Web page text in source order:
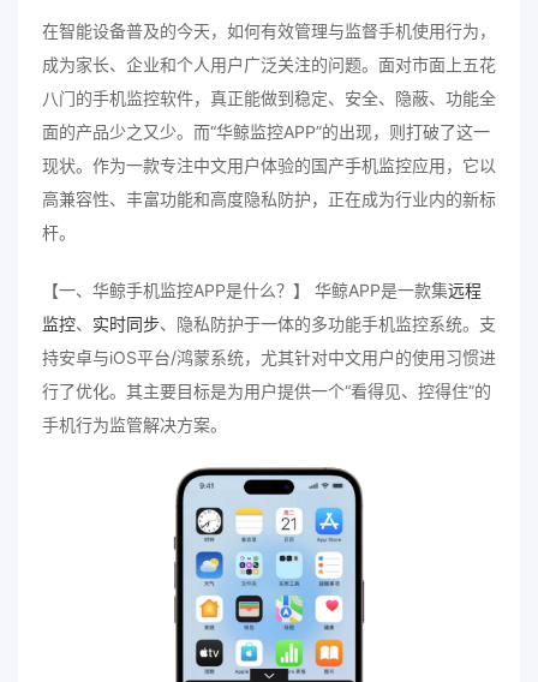
在智能设备普及的今天，如何有效管理与监督手机使用行为，
成为家长、企业和个人用户广泛关注的问题。面对市面上五花
八门的手机监控软件，真正能做到稳定、安全、隐蔽、功能全
面的产品少之又少。而“华鲸监控APP”的出现，则打破了这一
现状。作为一款专注中文用户体验的国产手机监控应用，它以
高兼容性、丰富功能和高度隐私防护，正在成为行业内的新标
杆。
【一、华鲸手机监控APP是什么？】 华鲸APP是一款集远程
监控、 实时同步、隐私防护于一体的多功能手机监控系统。支
持安卓与iOS平台/鸿蒙系统，尤其针对中文用户的使用习惯进
行了优化。其主要目标是为用户提供一个“看得见、控得住”的
手机行为监管解决方案。